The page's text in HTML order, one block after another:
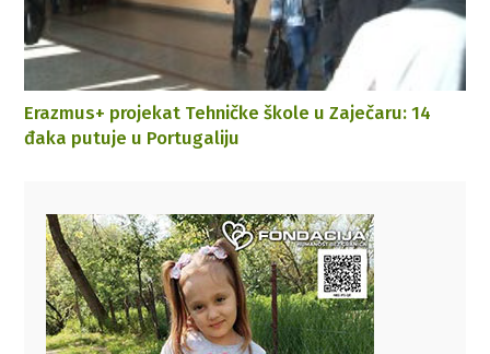
Erazmus+ projekat Tehničke škole u Zaječaru: 14
đaka putuje u Portugaliju